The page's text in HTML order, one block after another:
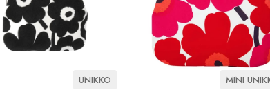
UNIKKO MINI